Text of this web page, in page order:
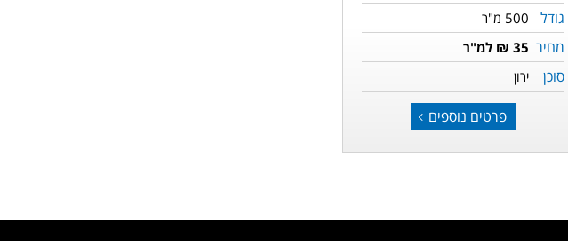
גודל 500 מ"ר
מחיר 35 ₪ למ"ר
סוכן ירון
פרטים נוספים